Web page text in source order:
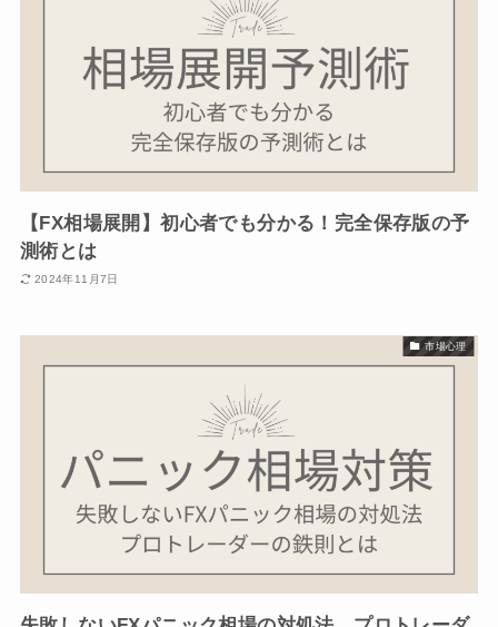
【FX相場展開】初心者でも分かる！完全保存版の予
測術とは
2024年11月7日
市場心理